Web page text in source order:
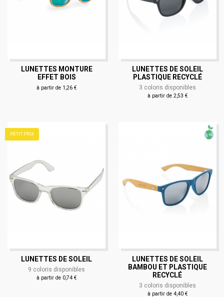
LUNETTES MONTURE
EFFET BOIS
à partir de 1,26 €
LUNETTES DE SOLEIL
PLASTIQUE RECYCLÉ
3 coloris disponibles
à partir de 2,53 €
PETIT PRIX
LUNETTES DE SOLEIL
9 coloris disponibles
à partir de 0,74 €
LUNETTES DE SOLEIL
BAMBOU ET PLASTIQUE
RECYCLÉ
3 coloris disponibles
à partir de 4,40 €